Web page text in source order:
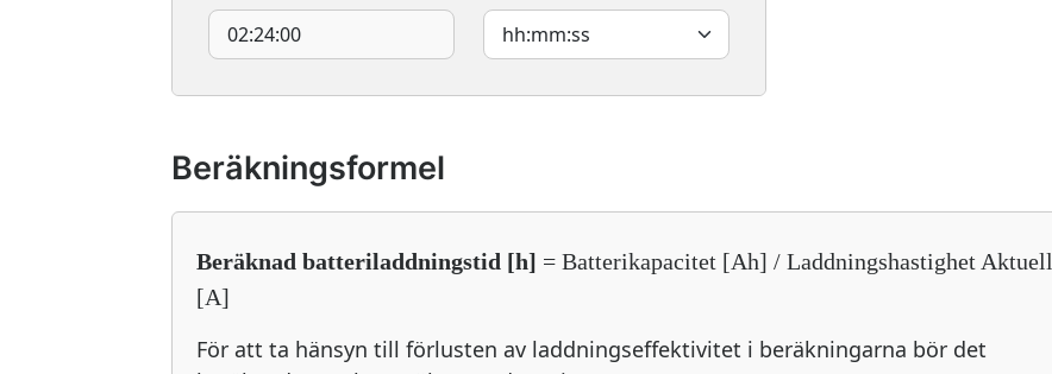
Beräkningsformel
Beräknad batteriladdningstid [h] = Batterikapacitet [Ah] / Laddningshastighet Aktuell
[A]
För att ta hänsyn till förlusten av laddningseffektivitet i beräkningarna bör det